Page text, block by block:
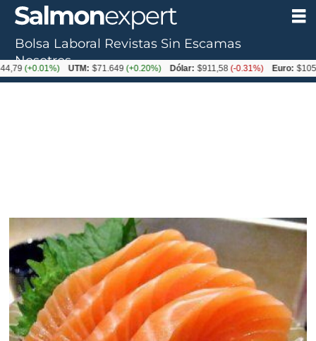
Bolsa Laboral Revistas Sin Escamas
Nosotros
UTM: $71.649(+0.20%) Dólar: $911,58(-0.31%) Euro: $1053,36(-